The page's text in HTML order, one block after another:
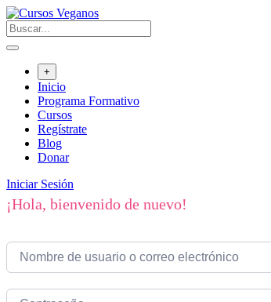
Saltar
al
contenido
+
Inicio
Programa Formativo
Cursos
Regístrate
Blog
Donar
Iniciar Sesión
¡Hola, bienvenido de nuevo!